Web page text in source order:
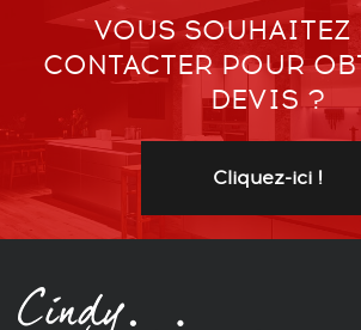
VOUS SOUHAITEZ
CONTACTER POUR
DEVIS ?
Cliquez-ici !